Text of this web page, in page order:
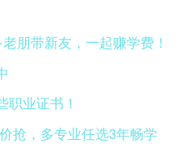
朋带新友，一起赚学费！
职业证书！
抢，多专业任选3年畅学